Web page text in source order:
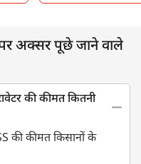
अक्सर पूछे जाने वाले
की कीमत कितनी
की कीमत किसानों के